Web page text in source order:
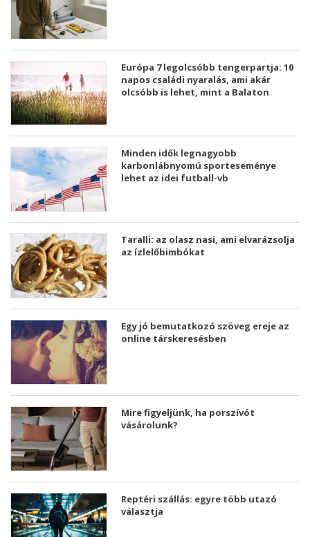
Európa 7 legolcsóbb tengerpartja: 10
napos családi nyaralás, ami akár
olcsóbb is lehet, mint a Balaton
Minden idők legnagyobb
karbonlábnyomú sporteseménye
lehet az idei futball-vb
Taralli: az olasz nasi, ami elvarázsolja
az ízlelőbimbókat
Egy jó bemutatkozó szöveg ereje az
online társkeresésben
Mire figyeljünk, ha porszívót
vásárolunk?
Reptéri szállás: egyre több utazó
választja